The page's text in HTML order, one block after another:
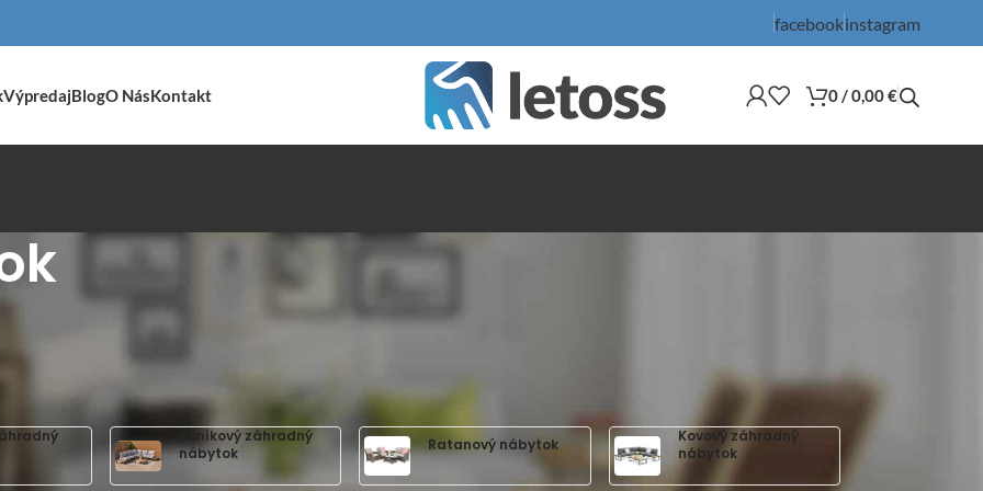
facebookinstagram
VýpredajBlogO NásKontakt 0 /0,00€
Hliníkový záhradný
nábytok
Ratanový nábytok
Kovový záhradný
nábytok